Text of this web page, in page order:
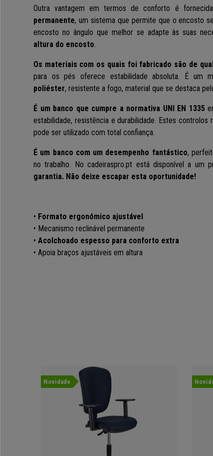
Outra vantagem em termos de conforto é
permanente, um sistema que permite que o encosto
encosto no ângulo que melhor se adapte às suas
altura do encosto.
Os materiais com os quais foi fabricado são de
para os pés oferece estabilidade absoluta. É um
poliéster, resistente a fogo, material que se destaca
É um banco que cumpre a normativa UNI EN 1335
estabilidade, resistência e durabilidade. Estes
pode ser utilizado com total confiança.
É um banco com um desempenho fantástico,
no trabalho. No cadeiraspro.pt está disponível a um
garantia. Não deixe escapar esta oportunidade!
• Formato ergonómico ajustável
• Mecanismo reclinável permanente
• Acolchoado espesso para conforto extra
• Apoia braços ajustáveis em altura
Novidade